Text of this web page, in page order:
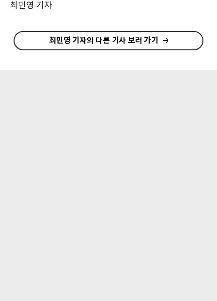
최민영 기자
최민영 기자의 다른 기사 보러 가기